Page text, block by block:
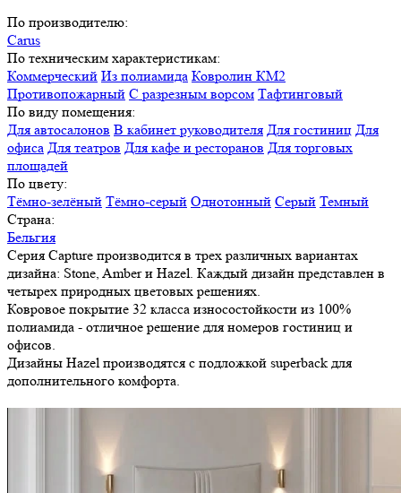
По производителю:
Carus
По техническим характеристикам:
Коммерческий Из полиамида Ковролин КМ2
Противопожарный С разрезным ворсом Тафтинговый
По виду помещения:
Для автосалонов В кабинет руководителя Для гостиниц Для
офиса Для театров Для кафе и ресторанов Для торговых
площадей
По цвету:
Тёмно-зелёный Тёмно-серый Однотонный Серый Темный
Страна:
Бельгия
Серия Capture производится в трех различных вариантах
дизайна: Stone, Amber и Hazel. Каждый дизайн представлен в
четырех природных цветовых решениях.
Ковровое покрытие 32 класса износостойкости из 100%
полиамида - отличное решение для номеров гостиниц и
офисов.
Дизайны Hazel производятся с подложкой superback для
дополнительного комфорта.